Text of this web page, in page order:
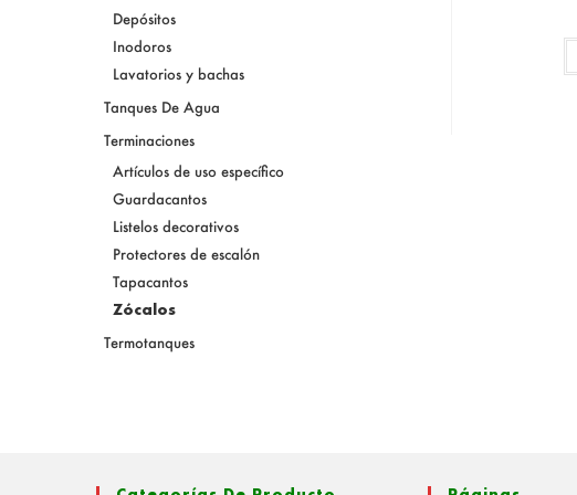
Depósitos
Inodoros
Lavatorios y bachas
Tanques De Agua
Terminaciones
Artículos de uso específico
Guardacantos
Listelos decorativos
Protectores de escalón
Tapacantos
Zócalos
Termotanques